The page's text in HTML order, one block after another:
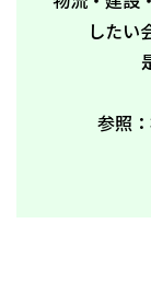
したい
参照